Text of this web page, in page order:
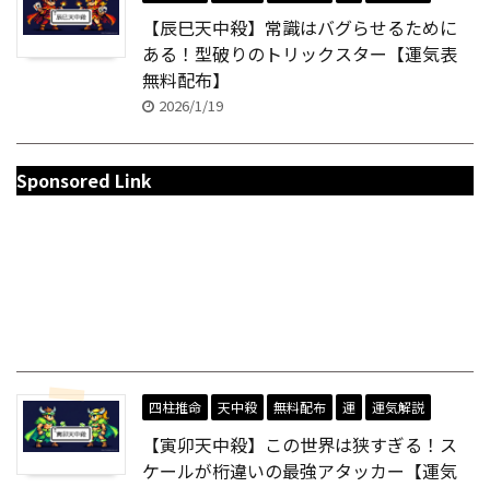
【辰巳天中殺】常識はバグらせるために
ある！型破りのトリックスター【運気表
無料配布】
2026/1/19
Sponsored Link
四柱推命 天中殺 無料配布 運 運気解説
【寅卯天中殺】この世界は狭すぎる！ス
ケールが桁違いの最強アタッカー【運気